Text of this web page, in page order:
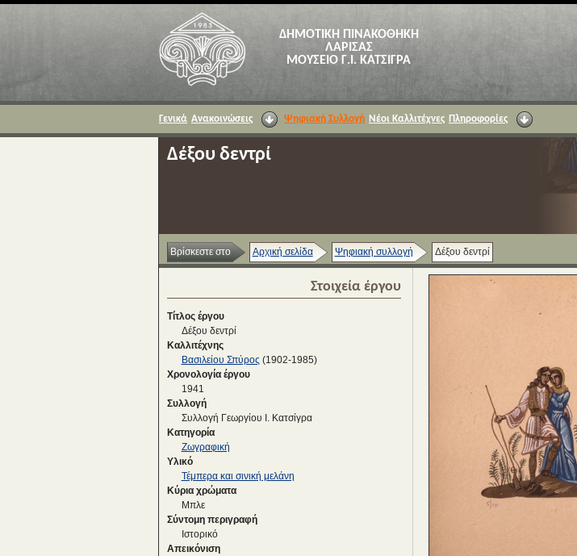
ΔΗΜΟΤΙΚΗ ΠΙΝΑΚΟΘΗΚΗ
ΛΑΡΙΣΑΣ
ΜΟΥΣΕΙΟ Γ.Ι. ΚΑΤΣΙΓΡΑ
Γενικά Ανακοινώσεις Ψηφιακή Συλλογή Νέοι Καλλιτέχνες Πληροφορίες
Δέξου δεντρί
Βρίσκεστε στο Αρχική σελίδα Ψηφιακή συλλογή Δέξου δεντρί
Στοιχεία έργου
Τίτλος έργου
Δέξου δεντρί
Καλλιτέχνης
Βασιλείου Σπύρος (1902-1985)
Χρονολογία έργου
1941
Συλλογή
Συλλογή Γεωργίου Ι. Κατσίγρα
Κατηγορία
Ζωγραφική
Υλικό
Τέμπερα και σινική μελάνη
Κύρια χρώματα
Μπλε
Σύντομη περιγραφή
Iστορικό
Απεικόνιση